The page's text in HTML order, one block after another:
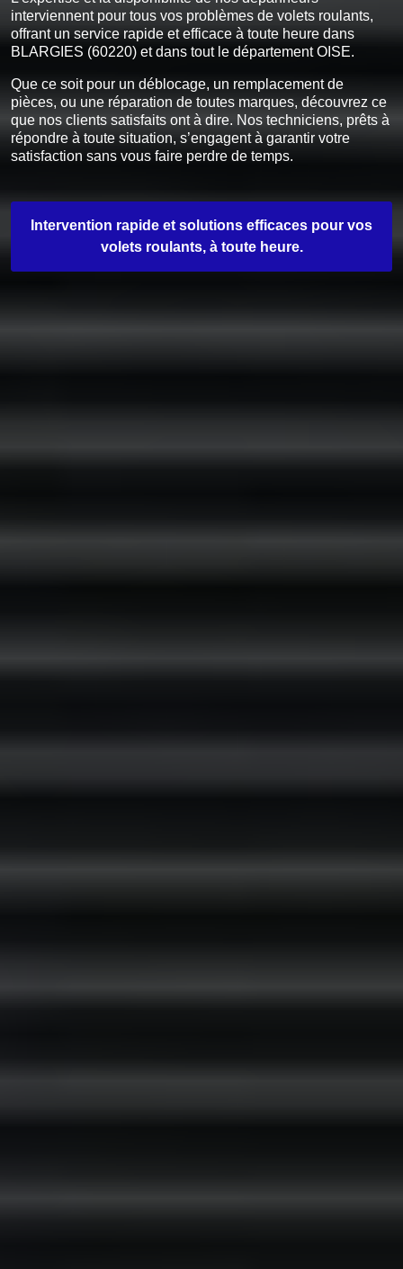
interviennent pour tous vos problèmes de volets roulants,
offrant un service rapide et efficace à toute heure dans
BLARGIES (60220) et dans tout le département OISE.
Que ce soit pour un déblocage, un remplacement de
pièces, ou une réparation de toutes marques, découvrez ce
que nos clients satisfaits ont à dire. Nos techniciens, prêts à
répondre à toute situation, s’engagent à garantir votre
satisfaction sans vous faire perdre de temps.
Intervention rapide et solutions efficaces pour vos
volets roulants, à toute heure.